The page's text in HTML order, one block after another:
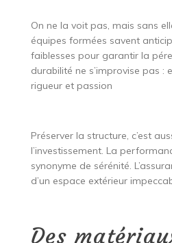
On ne la voit pas, mais sans
équipes formées savent
faiblesses pour garantir la
durabilité ne s’improvise pas :
rigueur et passion
Préserver la structure, c’est
l’investissement. La
synonyme de sérénité.
d’un espace extérieur
Des